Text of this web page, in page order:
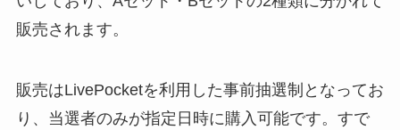
販売されます。
販売はLivePocketを利用した事前抽選制となってお
り、当選者のみが指定日時に購入可能です。すで